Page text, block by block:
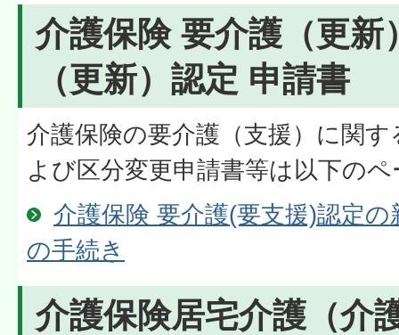
介護保険 要介護（更新
（更新）認定 申請書
介護保険の要介護（支援）に関
よび区分変更申請書等は以下の
介護保険 要介護(要支援)認定
の手続き
介護保険居宅介護（介